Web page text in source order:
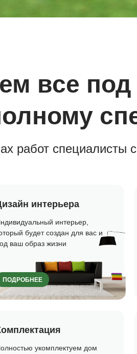
все
работ специалисты
интерьера
интерьер,
будет создан для вас и
ваш образ жизни
укомплектуем дом
ПОДРОБНЕЕ